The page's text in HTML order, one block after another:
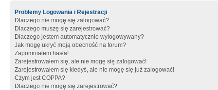
Problemy Logowania i Rejestracji
Dlaczego nie mogę się zalogować?
Dlaczego muszę się zarejestrować?
Dlaczego jestem automatycznie wylogowywany?
Jak mogę ukryć moją obecność na forum?
Zapomniałem hasła!
Zarejestrowałem się, ale nie mogę się zalogować!
Zarejestrowałem się kiedyś, ale nie mogę się już zalogować!
Czym jest COPPA?
Dlaczego nie mogę się zarejestrować?